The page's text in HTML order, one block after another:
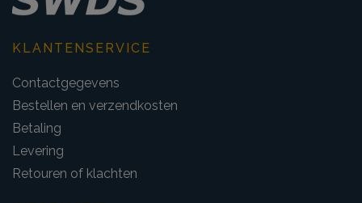
KLANTENSERVICE
Contactgegevens
Bestellen en verzendkosten
Betaling
Levering
Retouren of klachten